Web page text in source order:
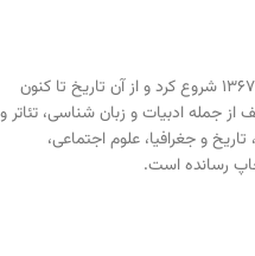
شرکت نشر قطره فعالیت خود را در دی ماه ۱۳۶۷ شروع کرد و از آن تاریخ تا کنون
مختلف از جمله ادبیات و زبان شناسی، تئاتر و
و جغرافیا، علوم اجتماعی،
رسانده است.